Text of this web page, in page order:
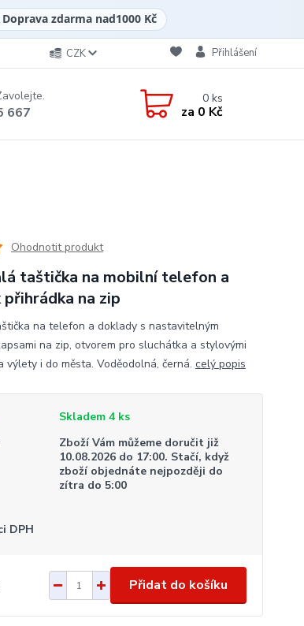
Doprava zdarma nad1000 Kč
CZK Přihlášení
667
0ks
za 0 Kč
Ohodnotit produkt
taštička na mobilní telefon a
na zip
na telefon a doklady s nastavitelným
na zip, otvorem pro sluchátka a stylovými
výlety i do města. Voděodolná, černá. celý popis
Skladem 4 ks
Zboží Vám můžeme doručit již
10.08.2026 do 17:00. Stačí, když
zboží objednáte nejpozději do
zítra do 5:00
DPH
Přidat do košíku